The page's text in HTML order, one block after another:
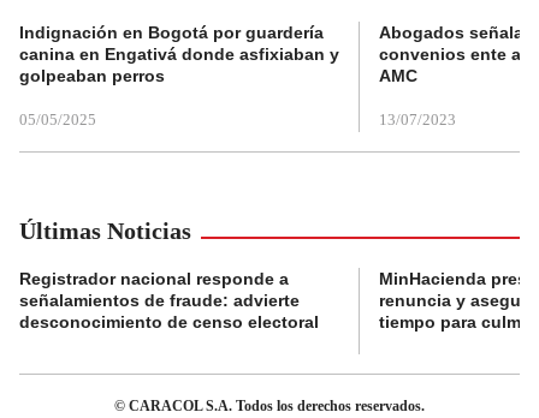
Indignación en Bogotá por guardería
canina en Engativá donde asfixiaban y
golpeaban perros
05/05/2025
Abogados
convenios ente
AMC
13/07/2023
Últimas Noticias
Registrador nacional responde a
señalamientos de fraude: advierte
desconocimiento de censo electoral
MinHacienda
renuncia y
tiempo para
© CARACOL S.A. Todos los derechos reservados.